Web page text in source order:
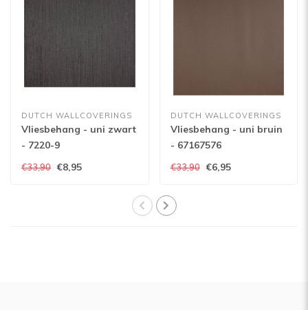
DUTCH WALLCOVERINGS
Vliesbehang - uni zwart
- 7220-9
€33,90 €8,95
DUTCH WALLCOVERINGS
Vliesbehang - uni bruin
- 67167576
€33,90 €6,95